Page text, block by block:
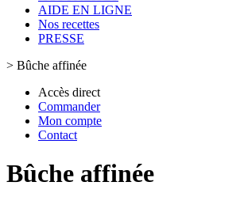
AIDE EN LIGNE
Nos recettes
PRESSE
> Bûche affinée
Accès direct
Commander
Mon compte
Contact
Bûche affinée